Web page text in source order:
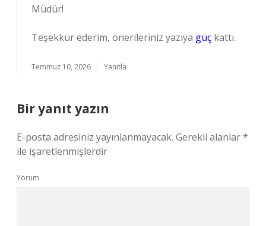
Müdür!
Teşekkür ederim, önerileriniz yazıya güç kattı.
Temmuz 10, 2026 Yanıtla
Bir yanıt yazın
E-posta adresiniz yayınlanmayacak. Gerekli alanlar*
ile işaretlenmişlerdir
Yorum